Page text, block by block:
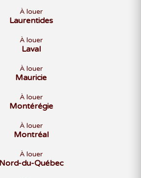
À louer
Laurentides
À louer
Laval
À louer
Mauricie
À louer
Montérégie
À louer
Montréal
À louer
Nord-du-Québec